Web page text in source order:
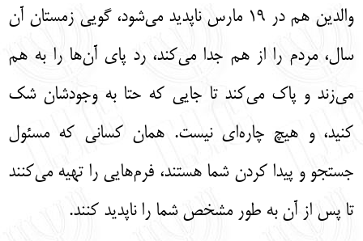
والدین هم در 19 مارس ناپدید می‌شود، گویی زمستان آن
سال، مردم را از هم جدا می‌کند، رد پای آن‌ها را به هم
می‌زند و پاک می‌کند تا جایی که حتا به وجودشان شک
کنید، و هیچ چاره‌ای نیست. همان کسانی که مسئول
جستجو و پیدا کردن شما هستند، فرم‌هایی را تهیه می‌کنند
تا پس از آن به طور مشخص شما را ناپدید کنند.